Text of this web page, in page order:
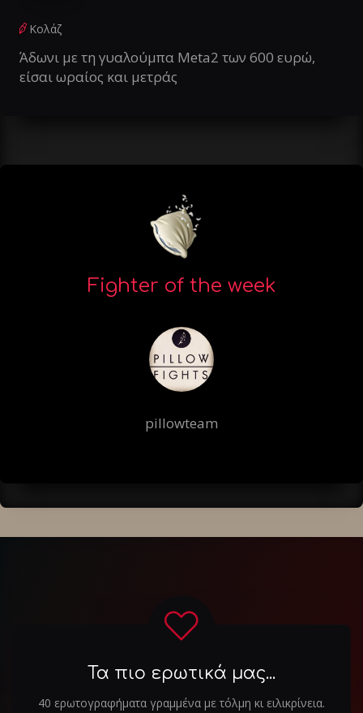
Κολάζ
Άδωνι με τη γυαλούμπα Meta2 των 600 ευρώ,
είσαι ωραίος και μετράς
Fighter of the week
pillowteam
Τα πιο ερωτικά μας...
40 ερωτογραφήματα γραμμένα με τόλμη κι ειλικρίνεια.